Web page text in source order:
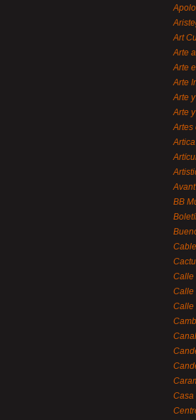
Art
Arte
Arte
Arte
Arte
Arte
Artes
Artica
BB
Calle
Calle
Calle
Casa